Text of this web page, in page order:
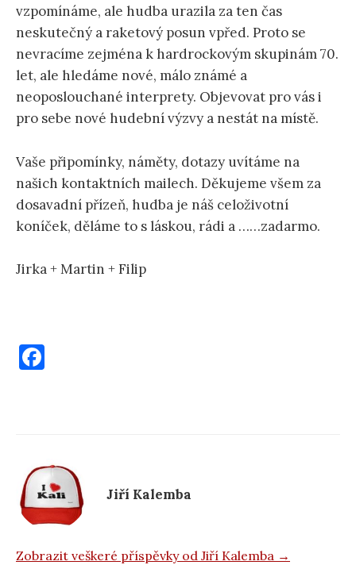
vzpomínáme, ale hudba urazila za ten čas
neskutečný a raketový posun vpřed. Proto se
nevracíme zejména k hardrockovým skupinám 70.
let, ale hledáme nové, málo známé a
neoposlouchané interprety. Objevovat pro vás i
pro sebe nové hudební výzvy a nestát na místě.
Vaše připomínky, náměty, dotazy uvítáme na
našich kontaktních mailech. Děkujeme všem za
dosavadní přízeň, hudba je náš celoživotní
koníček, děláme to s láskou, rádi a ……zadarmo.
Jirka + Martin + Filip
b
o
o
k
Jiří Kalemba
Zobrazit veškeré příspěvky od Jiří Kalemba →